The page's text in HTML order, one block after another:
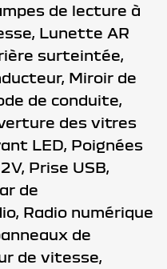
de lecture à
Lunette AR
surteintée,
Miroir de
de conduite,
des vitres
LED, Poignées
Prise USB,
de
Radio numérique
de
de vitesse,